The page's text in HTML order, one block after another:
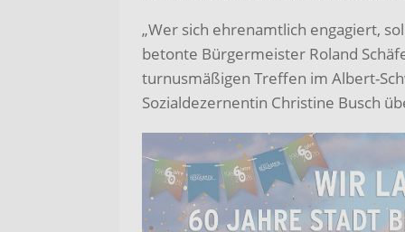
„Wer sich ehrenamtlich engagiert,
betonte Bürgermeister Roland
turnusmäßigen Treffen im Albert-
Sozialdezernentin Christine Busch